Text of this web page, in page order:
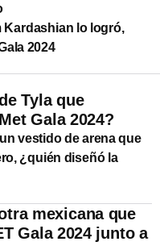
Kardashian lo logró,
2024
Tyla que
Gala 2024?
vestido de arena que
¿quién diseñó la
mexicana que
Gala 2024 junto a